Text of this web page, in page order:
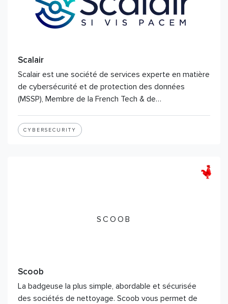
Scalair
Scalair est une société de services experte en matière
de cybersécurité et de protection des données
(MSSP), Membre de la French Tech & de…
CYBERSECURITY
SCOOB
Scoob
La badgeuse la plus simple, abordable et sécurisée
des sociétés de nettoyage. Scoob vous permet de